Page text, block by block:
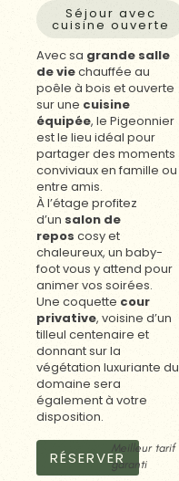
Séjour avec
cuisine ouverte
Avec sa grande salle
de viechauffée au
poêle à bois et ouverte
sur une cuisine
équipée, le Pigeonnier
est le lieu idéal pour
partager des moments
conviviaux en famille ou
entre amis.
À l’étage profitez
d’un salon de
repos cosy et
chaleureux, un baby-
foot vous y attend pour
animer vos soirées.
Une coquette cour
privative, voisine d’un
tilleul centenaire et
donnant sur la
végétation luxuriante du
domaine sera
également à votre
disposition.
RÉSERVER
Meilleur tarif
garanti